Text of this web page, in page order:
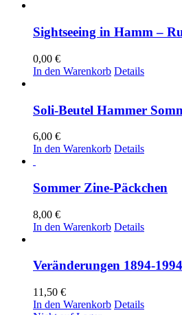
Sightseeing in Hamm –
0,00 €
In den Warenkorb Details
Soli-Beutel Hammer
6,00 €
In den Warenkorb Details
Sommer Zine-Päckchen
8,00 €
In den Warenkorb Details
Veränderungen 1894-
11,50 €
In den Warenkorb Details